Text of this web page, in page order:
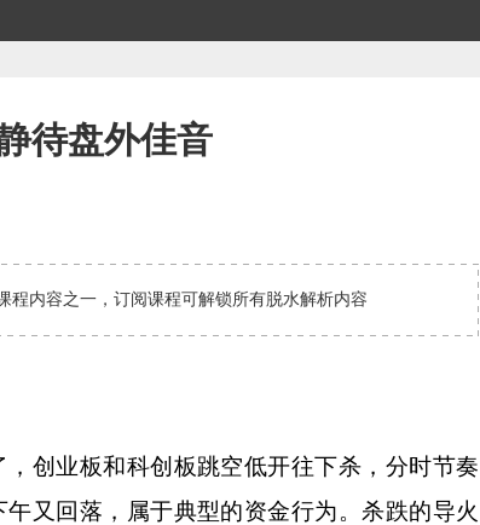
待盘外佳音
程内容之一，订阅课程可解锁所有脱水解析内容
创业板和科创板跳空低开往下杀，分时节奏
又回落，属于典型的资金行为。杀跌的导火